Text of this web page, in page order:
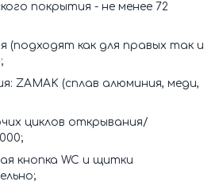
покрытия - не менее 72
(подходят как для правых так и
ZAMAK (сплав алюминия, меди,
циклов открывания/
кнопка WC и щитки